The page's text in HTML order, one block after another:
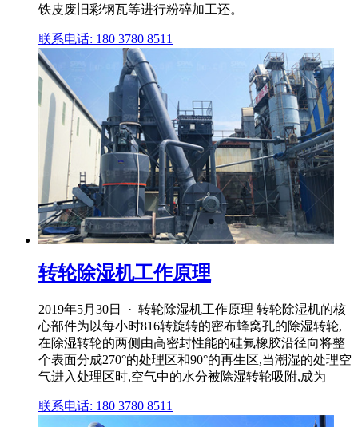
铁皮废旧彩钢瓦等进行粉碎加工还。
联系电话: 180 3780 8511
转轮除湿机工作原理
2019年5月30日 · 转轮除湿机工作原理 转轮除湿机的核
心部件为以每小时816转旋转的密布蜂窝孔的除湿转轮,
在除湿转轮的两侧由高密封性能的硅氟橡胶沿径向将整
个表面分成270°的处理区和90°的再生区,当潮湿的处理空
气进入处理区时,空气中的水分被除湿转轮吸附,成为
联系电话: 180 3780 8511